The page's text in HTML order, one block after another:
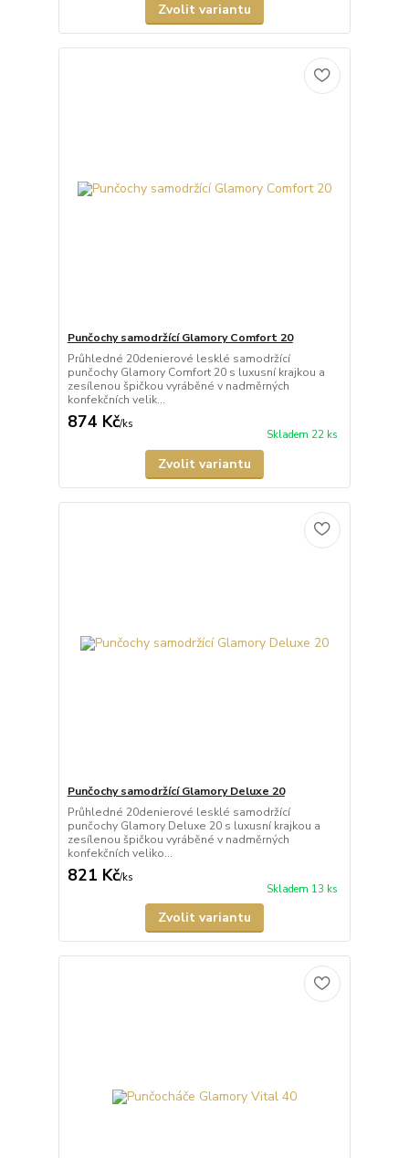
Zvolit variantu
Punčochy samodržící Glamory Comfort 20
Průhledné 20denierové lesklé samodržící
punčochy Glamory Comfort 20 s luxusní krajkou a
zesílenou špičkou vyráběné v nadměrných
konfekčních velik...
874 Kč/ks
Skladem 22 ks
Zvolit variantu
Punčochy samodržící Glamory Deluxe 20
Průhledné 20denierové lesklé samodržící
punčochy Glamory Deluxe 20 s luxusní krajkou a
zesílenou špičkou vyráběné v nadměrných
konfekčních veliko...
821 Kč/ks
Skladem 13 ks
Zvolit variantu